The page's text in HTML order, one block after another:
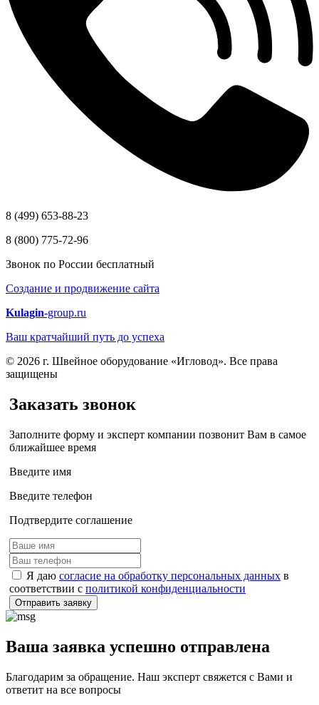
8 (499) 653-88-23
8 (800) 775-72-96
Звонок по России бесплатный
Создание и продвижение сайта
Kulagin-group.ru
Ваш кратчайший путь до успеха
© 2026 г. Швейное оборудование «Игловод». Все права
защищены
Заказать звонок
Заполните форму и эксперт компании позвонит Вам в самое
ближайшее время
Введите имя
Введите телефон
Подтвердите соглашение
Я даю согласие на обработку персональных данных в
соответствии с политикой конфиденциальности
Отправить заявку
Ваша заявка успешно отправлена
Благодарим за обращение. Наш эксперт свяжется с Вами и
ответит на все вопросы